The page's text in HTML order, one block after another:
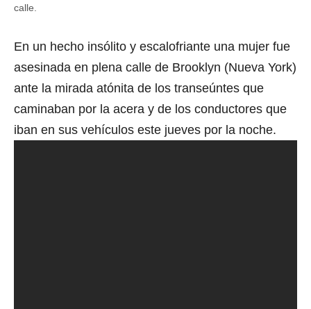
calle.
En un hecho insólito y escalofriante una mujer fue
asesinada en plena calle de Brooklyn (Nueva York)
ante la mirada atónita de los transeúntes que
caminaban por la acera y de los conductores que
iban en sus vehículos este jueves por la noche.